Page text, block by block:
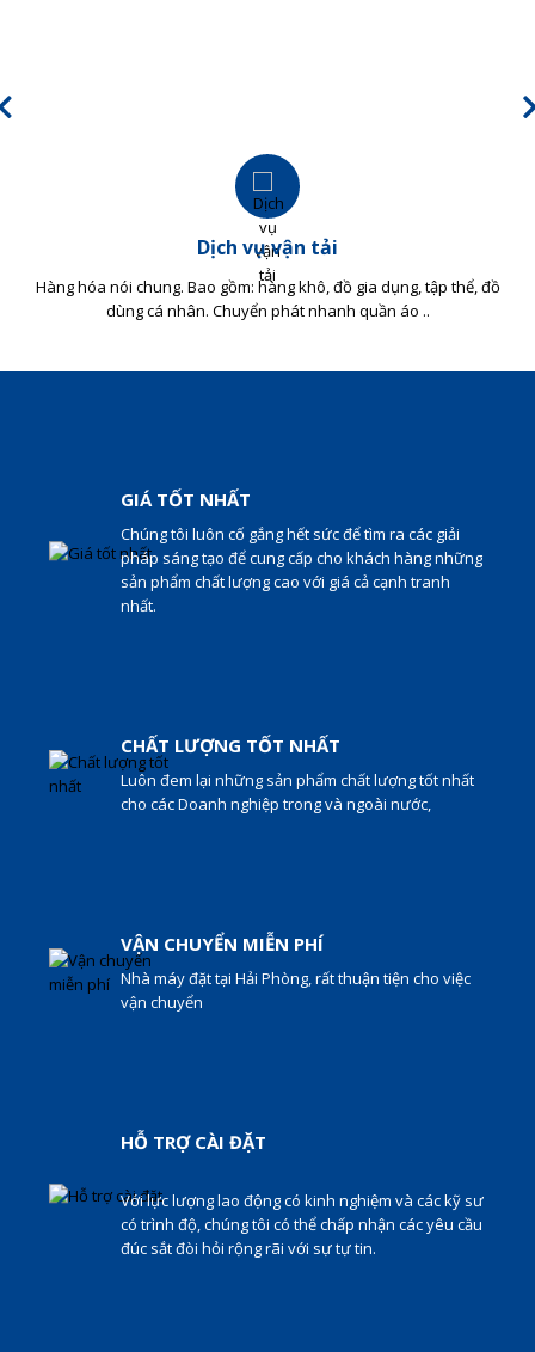
Dịch vụ vận tải
Hàng hóa nói chung. Bao gồm: hàng khô, đồ gia dụng, tập thể, đồ
dùng cá nhân. Chuyển phát nhanh quần áo ..
GIÁ TỐT NHẤT
Chúng tôi luôn cố gắng hết sức để tìm ra các giải
pháp sáng tạo để cung cấp cho khách hàng những
sản phẩm chất lượng cao với giá cả cạnh tranh
nhất.
CHẤT LƯỢNG TỐT NHẤT
Luôn đem lại những sản phẩm chất lượng tốt nhất
cho các Doanh nghiệp trong và ngoài nước,
VẬN CHUYỂN MIỄN PHÍ
Nhà máy đặt tại Hải Phòng, rất thuận tiện cho việc
vận chuyển
HỖ TRỢ CÀI ĐẶT
Với lực lượng lao động có kinh nghiệm và các kỹ sư
có trình độ, chúng tôi có thể chấp nhận các yêu cầu
đúc sắt đòi hỏi rộng rãi với sự tự tin.